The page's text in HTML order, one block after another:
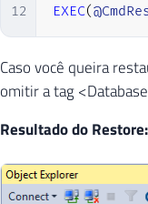
12
EXEC(
Caso você queira
omitir a tag
Resultado do Restore: